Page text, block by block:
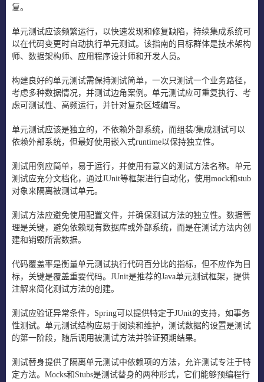
复。
单元测试应该频繁运行，以快速发现和修复缺陷，持续集成系统可
以在代码变更时自动执行单元测试。该指南的目标群体是技术架构
师、数据架构师、应用程序设计师和开发人员。
构建良好的单元测试需保持测试简单，一次只测试一个业务路径，
考虑多种数据情况，并测试边角案例。单元测试应可重复执行、考
虑可测试性、高频运行，并针对复杂区域编写。
单元测试应该是独立的，不依赖外部系统，而组装/集成测试可以
依赖外部系统，但最好使用嵌入式runtime以保持独立性。
测试用例应简单，易于运行，并使用有意义的测试方法名称。单元
测试应充分文档化，通过JUnit等框架进行自动化，使用mock和stub
对象来隔离被测试单元。
测试方法应避免使用配置文件，并确保测试方法的独立性。数据管
理是关键，避免依赖现有数据库或外部系统，而是在测试方法内创
建和销毁所需数据。
代码覆盖率是衡量单元测试执行代码百分比的指标，但不应作为目
标，关键是覆盖重要代码。JUnit是推荐的Java单元测试框架，提供
注解来简化测试方法的创建。
测试应验证异常条件，Spring可以提供特定于JUnit的支持，如事务
性测试。单元测试结构应易于阅读和维护，测试数据的设置是测试
的第一阶段，随后调用被测试方法并验证预期结果。
测试替身提供了隔离单元测试中依赖项的方法，允许测试专注于特
定方法。Mocks和Stubs是测试替身的两种形式，它们能够预编程行